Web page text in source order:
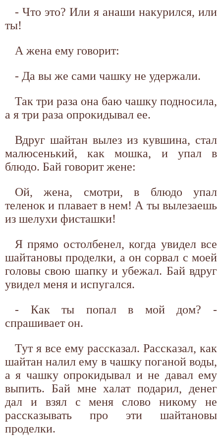
- Что это? Или я анаши накурился, или
ты!
А жена ему говорит:
- Да вы же сами чашку не удержали.
Так три раза она баю чашку подносила,
а я три раза опрокидывал ее.
Вдруг шайтан вылез из кувшина, стал
малюсенький, как мошка, и упал в
блюдо. Бай говорит жене:
Ой, жена, смотри, в блюдо упал
теленок и плавает в нем! А ты вылезаешь
из шелухи фисташки!
Я прямо остолбенел, когда увидел все
шайтановы проделки, а он сорвал с моей
головы свою шапку и убежал. Бай вдруг
увидел меня и испугался.
- Как ты попал в мой дом? -
спрашивает он.
Тут я все ему рассказал. Рассказал, как
шайтан налил ему в чашку поганой воды,
а я чашку опрокидывал и не давал ему
выпить. Бай мне халат подарил, денег
дал и взял с меня слово никому не
рассказывать про эти шайтановы
проделки.